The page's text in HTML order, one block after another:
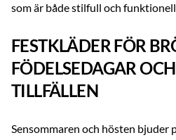
som är både stilfull och
FESTKLÄDER FÖR
FÖDELSEDAGAR
TILLFÄLLEN
Sensommaren och hösten bjuder